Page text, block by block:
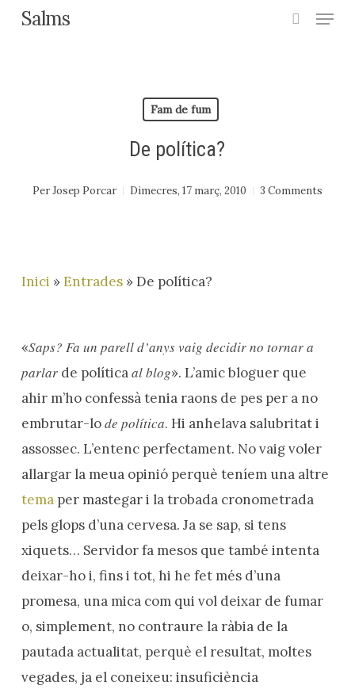
SkipSalms Menu
Fam de fum
De política?
PerJosep Porcar Dimecres, 17 març, 2010 3 Comments
Inici »Entrades»De política?
«Saps? Fa un parell d’anys vaig decidir no tornar a
parlar de políticaal blog». L’amic bloguer que
ahir m’ho confessà tenia raons de pes per a no
embrutar-lode política. Hi anhelava salubritat i
assossec. L’entenc perfectament. No vaig voler
allargar la meua opinió perquè teníem una altre
temaper mastegar i la trobada cronometrada
pels glops d’una cervesa. Ja se sap, si tens
xiquets… Servidor fa mesos que també intenta
deixar-ho i, fins i tot, hi he fet més d’una
promesa, una mica com qui vol deixar de fumar
o, simplement, no contraure la ràbia de la
pautada actualitat, perquè el resultat, moltes
vegades, ja el coneixeu: insuficiència